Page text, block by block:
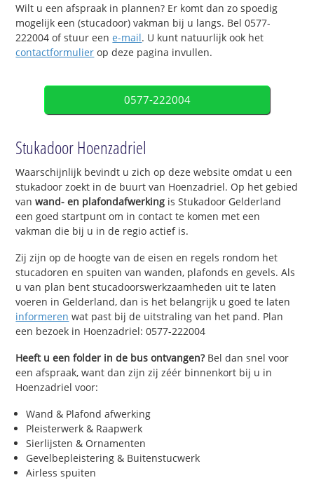
Wilt u een afspraak in plannen? Er komt dan zo spoedig
mogelijk een (stucadoor) vakman bij u langs. Bel 0577-
222004 of stuur eene-mail. U kunt natuurlijk ook het
contactformulier op deze pagina invullen.
0577-222004
Stukadoor Hoenzadriel
Waarschijnlijk bevindt u zich op deze website omdat u een
stukadoor zoekt in de buurt van Hoenzadriel. Op het gebied
vanwand- en plafondafwerking is Stukadoor Gelderland
een goed startpunt om in contact te komen met een
vakman die bij u in de regio actief is.
Zij zijn op de hoogte van de eisen en regels rondom het
stucadoren en spuiten van wanden, plafonds en gevels. Als
u van plan bent stucadoorswerkzaamheden uit te laten
voeren in Gelderland, dan is het belangrijk u goed te laten
informeren wat past bij de uitstraling van het pand. Plan
een bezoek in Hoenzadriel: 0577-222004
Heeft u een folder in de bus ontvangen?Bel dan snel voor
een afspraak, want dan zijn zij zéér binnenkort bij u in
Hoenzadriel voor:
Wand & Plafond afwerking
Pleisterwerk & Raapwerk
Sierlijsten & Ornamenten
Gevelbepleistering & Buitenstucwerk
Airless spuiten